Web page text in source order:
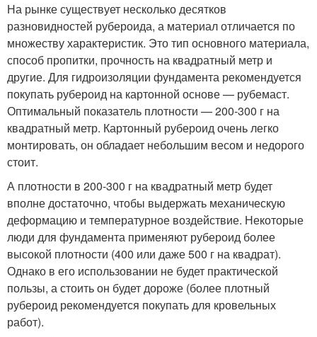
На рынке существует несколько десятков
разновидностей рубероида, а материал отличается по
множеству характеристик. Это тип основного материала,
способ пропитки, прочность на квадратный метр и
другие. Для гидроизоляции фундамента рекомендуется
покупать рубероид на картонной основе — рубемаст.
Оптимальный показатель плотности — 200-300 г на
квадратный метр. Картонный рубероид очень легко
монтировать, он обладает небольшим весом и недорого
стоит.
А плотности в 200-300 г на квадратный метр будет
вполне достаточно, чтобы выдержать механическую
деформацию и температурное воздействие. Некоторые
люди для фундамента применяют рубероид более
высокой плотности (400 или даже 500 г на квадрат).
Однако в его использовании не будет практической
пользы, а стоить он будет дороже (более плотный
рубероид рекомендуется покупать для кровельных
работ).